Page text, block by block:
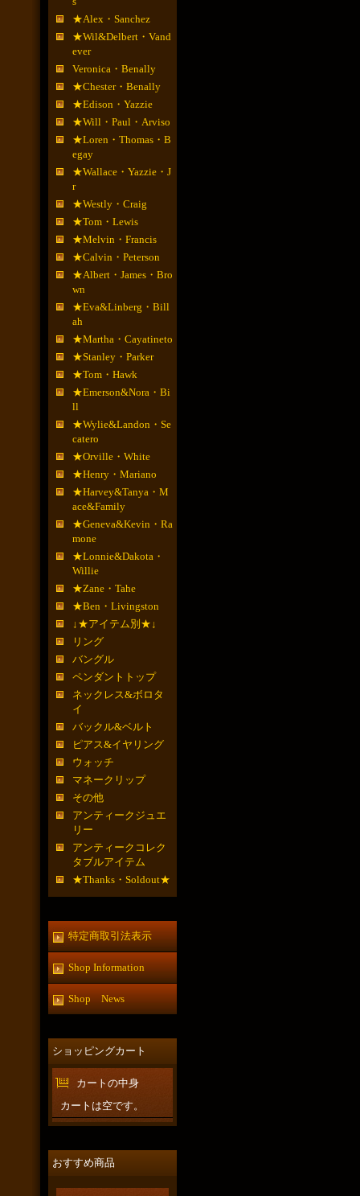
★Alex・Sanchez
★Wil&Delbert・Vand
ever
Veronica・Benally
★Chester・Benally
★Edison・Yazzie
★Will・Paul・Arviso
★Loren・Thomas・B
egay
★Wallace・Yazzie・J
r
★Westly・Craig
★Tom・Lewis
★Melvin・Francis
★Calvin・Peterson
★Albert・James・Bro
wn
★Eva&Linberg・Bill
ah
★Martha・Cayatineto
★Stanley・Parker
★Tom・Hawk
★Emerson&Nora・Bi
ll
★Wylie&Landon・Se
catero
★Orville・White
★Henry・Mariano
★Harvey&Tanya・M
ace&Family
★Geneva&Kevin・Ra
mone
★Lonnie&Dakota・
Willie
★Zane・Tahe
★Ben・Livingston
↓★アイテム別★↓
リング
バングル
ペンダントトップ
ネックレス&ボロタ
イ
バックル&ベルト
ピアス&イヤリング
ウォッチ
マネークリップ
その他
アンティークジュエ
リー
アンティークコレク
タブルアイテム
★Thanks・Soldout★
特定商取引法表示
Shop Information
Shop News
ショッピングカート
カートの中身
カートは空です。
おすすめ商品